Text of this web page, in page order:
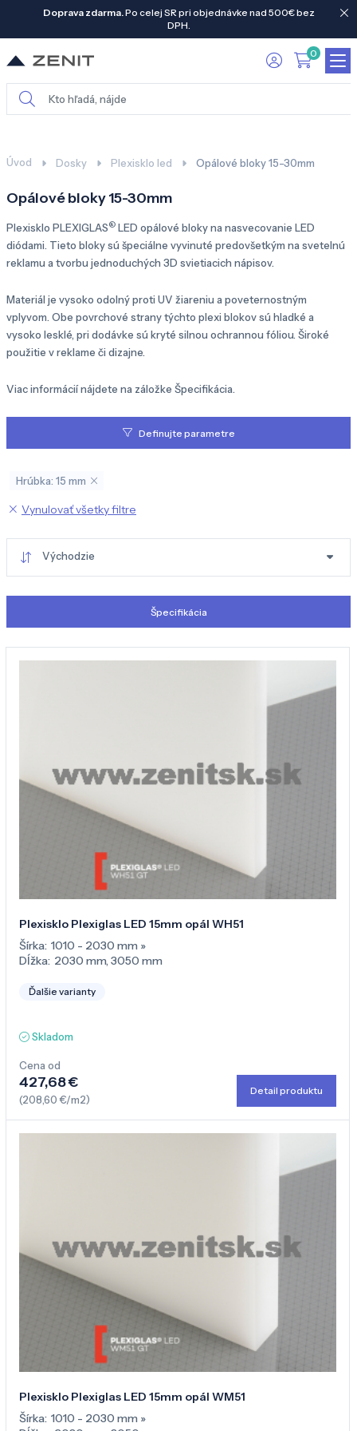
Doprava zdarma.Po celej SR pri objednávke nad 500€ bez
DPH.
0
Úvod Dosky Plexisklo led Opálové bloky 15-30mm
Opálové bloky 15-30mm
Plexisklo PLEXIGLAS® LED opálové bloky na nasvecovanie LED
diódami. Tieto bloky sú špeciálne vyvinuté predovšetkým na svetelnú
reklamu a tvorbu jednoduchých 3D svietiacich nápisov.
Materiál je vysoko odolný proti UV žiareniu a poveternostným
vplyvom. Obe povrchové strany týchto plexi blokov sú hladké a
vysoko lesklé, pri dodávke sú kryté silnou ochrannou fóliou. Široké
použitie v reklame či dizajne.
Viac informácií nájdete na záložke Špecifikácia.
Definujte parametre
Hrúbka: 15 mm
Vynulovať všetky filtre
Východzie
Špecifikácia
Plexisklo Plexiglas LED 15mm opál WH51
Šírka: 1010 - 2030 mm »
Dĺžka: 2030 mm,3050 mm
Ďalšie varianty
Skladom
Cena od
427,68 €
(208,60 €/m2)
Detail produktu
Plexisklo Plexiglas LED 15mm opál WM51
Šírka: 1010 - 2030 mm »